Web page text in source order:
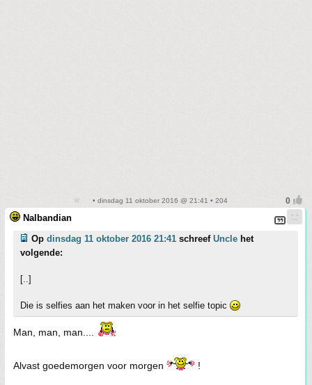
• dinsdag 11 oktober 2016 @ 21:41 • 204
Nalbandian
Op dinsdag 11 oktober 2016 21:41 schreef Uncle het
volgende:
[..]
Die is selfies aan het maken voor in het selfie topic
Man, man, man....
Alvast goedemorgen voor morgen !